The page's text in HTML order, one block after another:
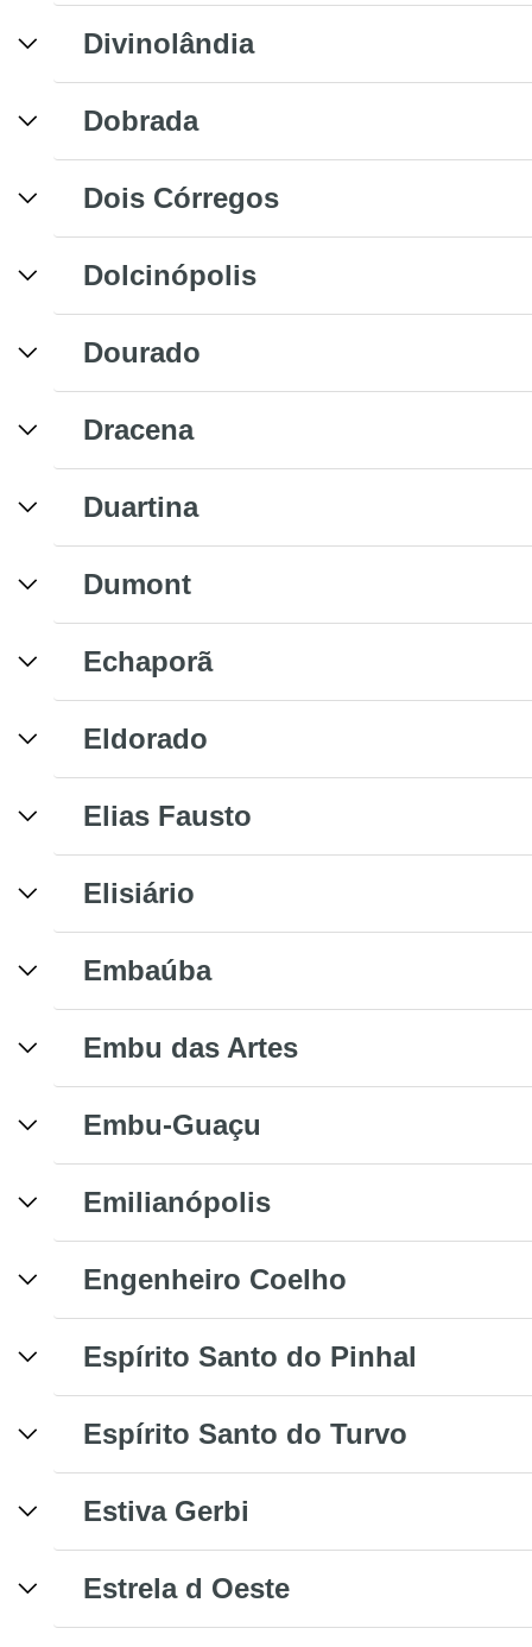
Divinolândia
Dobrada
Dois Córregos
Dolcinópolis
Dourado
Dracena
Duartina
Dumont
Echaporã
Eldorado
Elias Fausto
Elisiário
Embaúba
Embu das Artes
Embu-Guaçu
Emilianópolis
Engenheiro Coelho
Espírito Santo do Pinhal
Espírito Santo do Turvo
Estiva Gerbi
Estrela d Oeste